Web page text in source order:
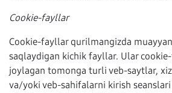
Cookie-fayllar
Cookie-fayllar qurilmangizda
saqlaydigan kichik fayllar. Ular
joylagan tomonga turli veb-saytlar,
va/yoki veb-sahifalarni kirish seanslari